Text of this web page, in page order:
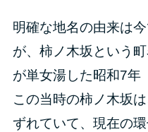
明確な地名の由来は
が、柿ノ木坂という
が単女湯した昭和7年
この当時の柿ノ木坂
ずれていて、現在の